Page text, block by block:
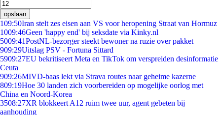
opslaan
109:50Iran stelt zes eisen aan VS voor heropening Straat van Hormuz
1009:46Geen 'happy end' bij seksdate via Kinky.nl
5009:41PostNL-bezorger steekt bewoner na ruzie over pakket
909:29Uitslag PSV - Fortuna Sittard
5909:27EU bekritiseert Meta en TikTok om verspreiden desinformatie
Ceuta
909:26MIVD-baas lekt via Strava routes naar geheime kazerne
809:19Hoe 30 landen zich voorbereiden op mogelijke oorlog met
China en Noord-Korea
3508:27XR blokkeert A12 ruim twee uur, agent gebeten bij
aanhouding